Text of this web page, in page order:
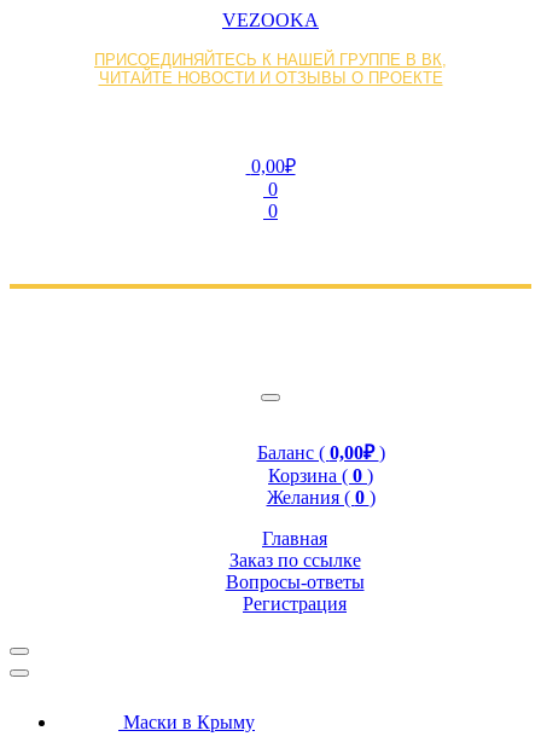
VEZOOKA
ПРИСОЕДИНЯЙТЕСЬ К НАШЕЙ ГРУППЕ В ВК,
ЧИТАЙТЕ НОВОСТИ И ОТЗЫВЫ О ПРОЕКТЕ
0,00₽
0
0
Баланс ( 0,00₽)
Корзина ( 0 )
Желания ( 0 )
Главная
Заказ по ссылке
Вопросы-ответы
Регистрация
Маски в Крыму